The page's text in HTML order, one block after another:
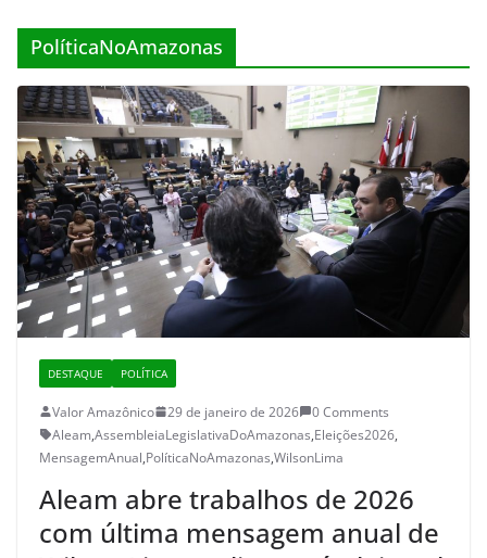
PolíticaNoAmazonas
DESTAQUE POLÍTICA
Valor Amazônico 29 de janeiro de 2026
0 Comments
Aleam,AssembleiaLegislativaDoAmazonas,Eleições2026,
MensagemAnual,PolíticaNoAmazonas,WilsonLima
Aleam abre trabalhos de 2026
com última mensagem anual de